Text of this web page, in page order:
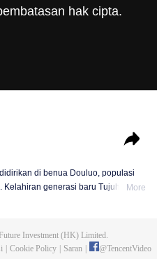
hak cipta.
di benua Douluo, populasi
generasi baru Tujuh
More
Investment (HK) Limited.
Cookie Policy Saran @TencentVideo